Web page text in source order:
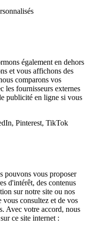
également en dehors
et vous affichons des
comparons vos
les fournisseurs externes
publicité en ligne si vous
Pinterest, TikTok
pouvons vous proposer
d'intérêt, des contenus
sur notre site ou nos
vous consultez et de vos
Avec votre accord, nous
ce site internet :